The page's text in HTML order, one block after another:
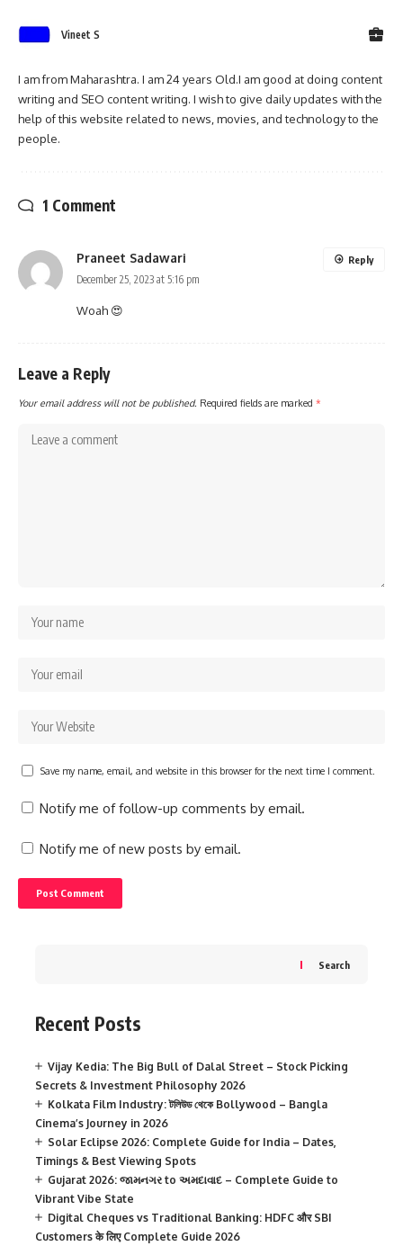
Vineet S
I am from Maharashtra. I am 24 years Old.I am good at doing content
writing and SEO content writing. I wish to give daily updates with the
help of this website related to news, movies, and technology to the
people.
1 Comment
Praneet Sadawari
December 25, 2023 at 5:16 pm
Woah 😍
Reply
Leave a Reply
Your email address will not be published. Required fields are marked *
Save my name, email, and website in this browser for the next time I comment.
Notify me of follow-up comments by email.
Notify me of new posts by email.
Search
Recent Posts
Vijay Kedia: The Big Bull of Dalal Street – Stock Picking
Secrets & Investment Philosophy 2026
Kolkata Film Industry: টলিউড থেকে Bollywood – Bangla
Cinema’s Journey in 2026
Solar Eclipse 2026: Complete Guide for India – Dates,
Timings & Best Viewing Spots
Gujarat 2026: જામનગર to અમદાવાદ – Complete Guide to
Vibrant Vibe State
Digital Cheques vs Traditional Banking: HDFC और SBI
Customers के लिए Complete Guide 2026